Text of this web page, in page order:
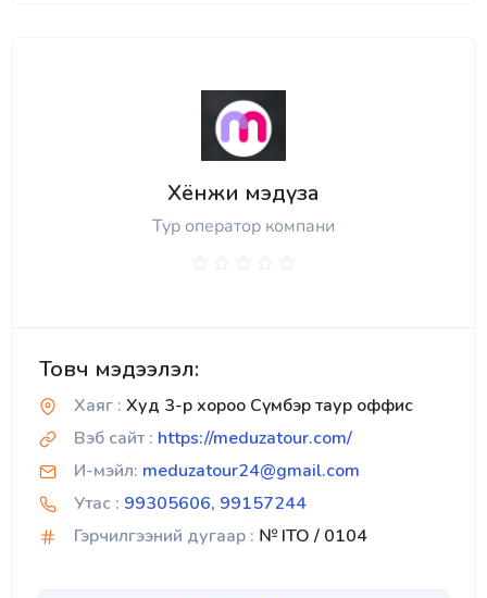
Хёнжи мэдүза
Тур оператор компани
Товч мэдээлэл:
Хаяг : Худ 3-р хороо Сүмбэр таур оффис
Вэб сайт : https://meduzatour.com/
И-мэйл: meduzatour24@gmail.com
Утас : 99305606, 99157244
Гэрчилгээний дугаар : № ITO / 0104